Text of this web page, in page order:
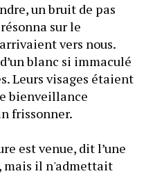
un bruit de pas
sur le
vers nous.
blanc si immaculé
Leurs visages étaient
bienveillance
frissonner.
est venue, dit l’une
mais il n'admettait